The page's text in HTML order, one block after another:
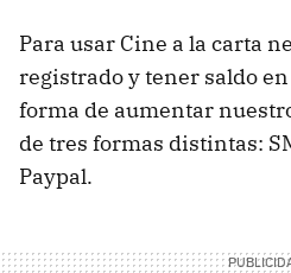
Para usar Cine a la carta
registrado y tener saldo
forma de aumentar
de tres formas distintas:
Paypal.